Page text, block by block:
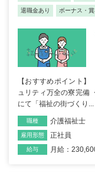
退職金あり ボーナス・賞
【おすすめポイント
ュリティ万全の寮完備
にて「福祉の街づくり...
職種 介護福祉士
雇用形態 正社員
給与 月給：